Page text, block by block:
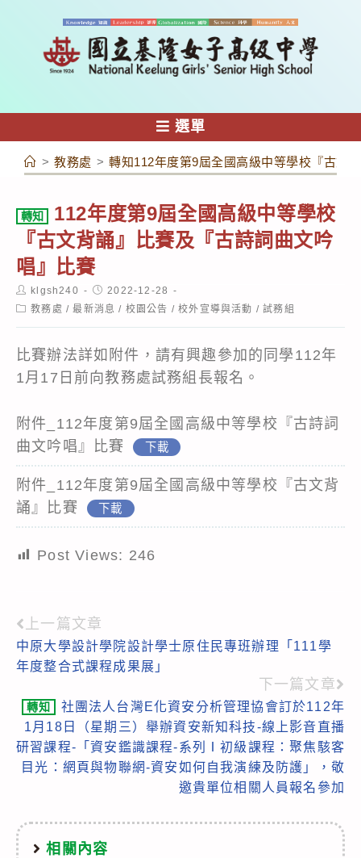
容
選單
> 教務處 > 轉知112年度第9屆全國高級中等學校『古文
轉知
112年度第9屆全國高級中等學校
『古文背誦』比賽及『古詩詞曲文吟
唱』比賽
Post
author:
klgsh240
Post
published:
2022-12-28
Post教務處 / 最新消息 / 校園公告 / 校外宣導與活動 / 試務組
比賽辦法詳如附件，請有興趣參加的同學112年
1月17日前向教務處試務組長報名。
附件_112年度第9屆全國高級中等學校『古詩詞
曲文吟唱』比賽
下載
附件_112年度第9屆全國高級中等學校『古文背
誦』比賽
下載
Post Views: 246
Read
more
上一篇文章
中原大學設計學院設計學士原住民專班辦理「111學
年度整合式課程成果展」
下一篇文章
轉知
社團法人台灣E化資安分析管理協會訂於112年
1月18日（星期三）舉辦資安新知科技-線上影音直播
研習課程-「資安鑑識課程-系列Ⅰ初級課程：聚焦駭客
目光：網頁與物聯網-資安如何自我演練及防護」，敬
邀貴單位相關人員報名參加
相關內容